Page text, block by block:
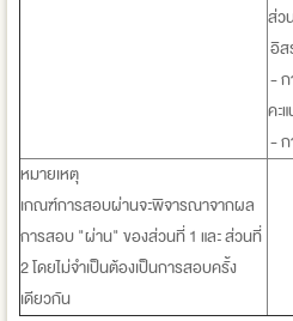
ส่ว
อิส
- ก
คะ
-
หมายเหตุ
เกณฑ์การสอบผ่านจะพิจารณาจากผล
การสอบ "ผ่าน" ของส่วนที่ 1 และ ส่วนที่
2 โดยไม่จำเป็นต้องเป็นการสอบครั้ง
เดียวกัน